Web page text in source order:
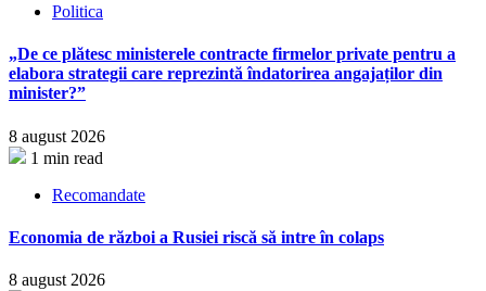
Politica
„De ce plătesc ministerele contracte firmelor private pentru a
elabora strategii care reprezintă îndatorirea angajaților din
minister?”
8 august 2026
1 min read
Recomandate
Economia de război a Rusiei riscă să intre în colaps
8 august 2026